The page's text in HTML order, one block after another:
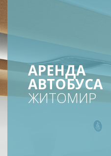
АРЕНДА
АВТОБУСА
ЖИТОМИР